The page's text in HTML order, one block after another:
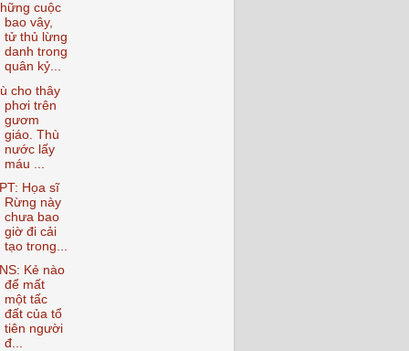
cuộc
bao vây,
tử thủ lừng
danh trong
quân kỷ...
cho thây
phơi trên
gươm
giáo. Thù
nước lấy
máu ...
Họa sĩ
Rừng này
chưa bao
giờ đi cải
tạo trong...
Kẻ nào
để mất
một tấc
đất của tổ
tiên người
đ...